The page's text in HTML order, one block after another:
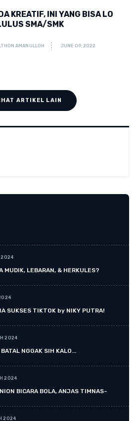
KREATIF, INI YANG BISA LO
SMA/SMK
AMANULLOH JUNE 09, 2022
ARTIKEL LAIN
2024
MUDIK, LEBARAN, & HERKULES?
SUKSES TIKTOK by NIKY PUTRA!
2024
NGGAK SIH KALO...
2024
BICARA BOLA, ANJAS TIMNAS~
2024